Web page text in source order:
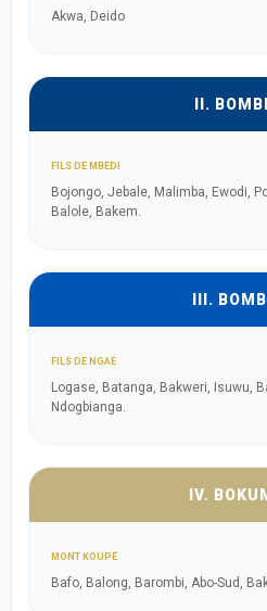
Akwa, Deido
II.
FILS DE MBEDI
Bojongo, Jebale, Malimba, Ewodi,
Balole, Bakem.
III.
FILS DE NGAE
Logase, Batanga, Bakweri, Isuwu,
Ndogbianga.
IV.
MONT KOUPÉ
Bafo, Balong, Barombi, Abo-Sud,